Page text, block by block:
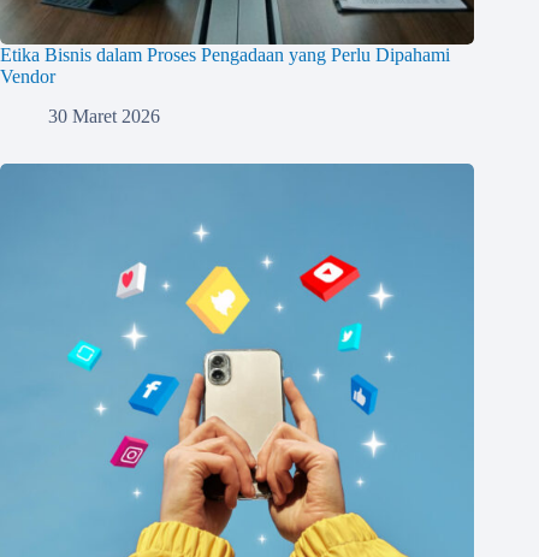
Etika Bisnis dalam Proses Pengadaan yang Perlu Dipahami
Vendor
30 Maret 2026